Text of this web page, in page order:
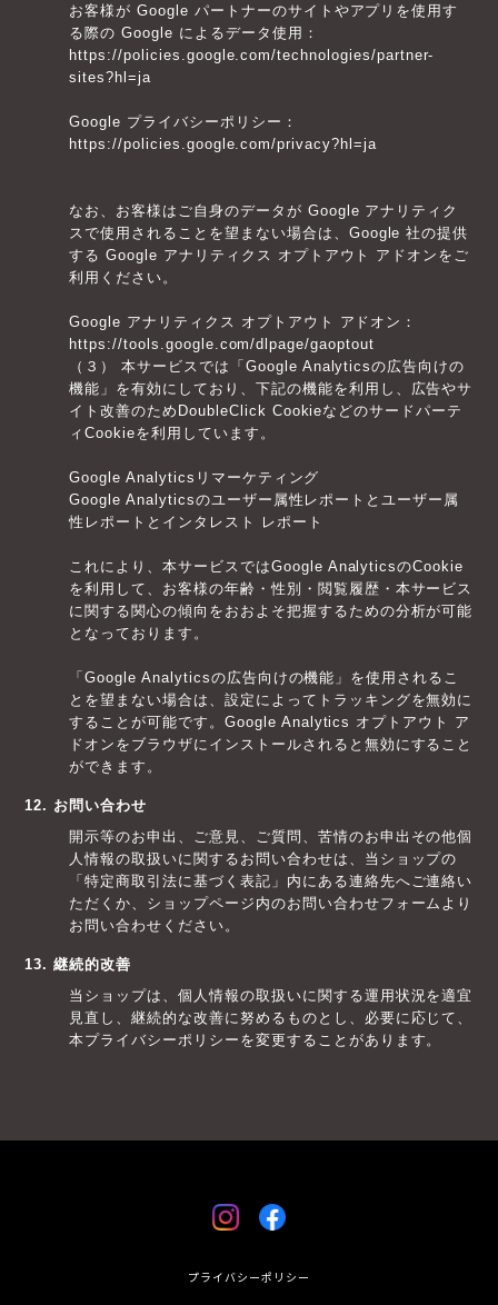
お客様が Google パートナーのサイトやアプリを使用す
る際の Google によるデータ使用：
https://policies.google.com/technologies/partner-
sites?hl=ja
Google プライバシーポリシー：
https://policies.google.com/privacy?hl=ja
なお、お客様はご自身のデータが Google アナリティク
スで使用されることを望まない場合は、Google 社の提供
する Google アナリティクス オプトアウト アドオンをご
利用ください。
Google アナリティクス オプトアウト アドオン：
https://tools.google.com/dlpage/gaoptout
（３） 本サービスでは「Google Analyticsの広告向けの
機能」を有効にしており、下記の機能を利用し、広告やサ
イト改善のためDoubleClick Cookieなどのサードパーテ
ィCookieを利用しています。
Google Analyticsリマーケティング
Google Analyticsのユーザー属性レポートとユーザー属
性レポートとインタレスト レポート
これにより、本サービスではGoogle AnalyticsのCookie
を利用して、お客様の年齢・性別・閲覧履歴・本サービス
に関する関心の傾向をおおよそ把握するための分析が可能
となっております。
「Google Analyticsの広告向けの機能」を使用されるこ
とを望まない場合は、設定によってトラッキングを無効に
することが可能です。Google Analytics オプトアウト ア
ドオンをブラウザにインストールされると無効にすること
ができます。
12. お問い合わせ
開示等のお申出、ご意見、ご質問、苦情のお申出その他個
人情報の取扱いに関するお問い合わせは、当ショップの
「特定商取引法に基づく表記」内にある連絡先へご連絡い
ただくか、ショップページ内のお問い合わせフォームより
お問い合わせください。
13. 継続的改善
当ショップは、個人情報の取扱いに関する運用状況を適宜
見直し、継続的な改善に努めるものとし、必要に応じて、
本プライバシーポリシーを変更することがあります。
プライバシーポリシー